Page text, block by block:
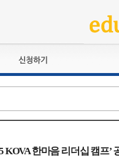
교육훈련
자격복원
KOVA 한마음 리더십 캠프’